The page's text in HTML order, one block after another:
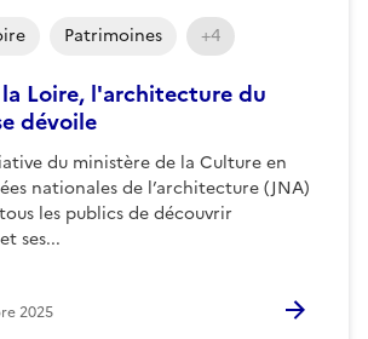
la Loire, l'architecture du
dévoile
du ministère de la Culture en
nationales de l’architecture (JNA)
les publics de découvrir
ses...
Patrimoines +4
2025